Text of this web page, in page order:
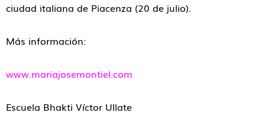
ciudad italiana de Piacenza (20 de julio).
Más información:
www.mariajosemontiel.com
Escuela Bhakti Víctor Ullate